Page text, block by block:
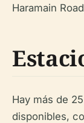
Haramain
Hay más de
disponibles,